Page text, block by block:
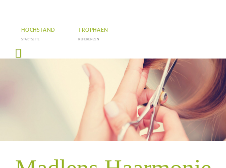
HOCHSTAND
STARTSEITE
TROPHÄEN
REFERENZEN